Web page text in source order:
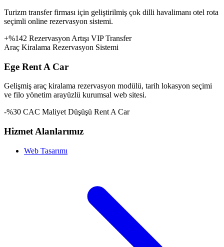
Turizm transfer firması için geliştirilmiş çok dilli havalimanı otel rota
seçimli online rezervasyon sistemi.
+%142 Rezervasyon Artışı VIP Transfer
Araç Kiralama Rezervasyon Sistemi
Ege Rent A Car
Gelişmiş araç kiralama rezervasyon modülü, tarih lokasyon seçimi
ve filo yönetim arayüzlü kurumsal web sitesi.
-%30 CAC Maliyet Düşüşü Rent A Car
Hizmet Alanlarımız
Web Tasarımı